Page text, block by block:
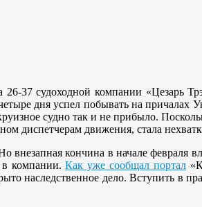
37 судоходной компании «Цезарь
дня успел побывать на
судно так и не прибыло.
диспетчерам движения, стала
кончина в начале февраля
в компании.Как уже сообщал портал
наследственное дело. Вступить в